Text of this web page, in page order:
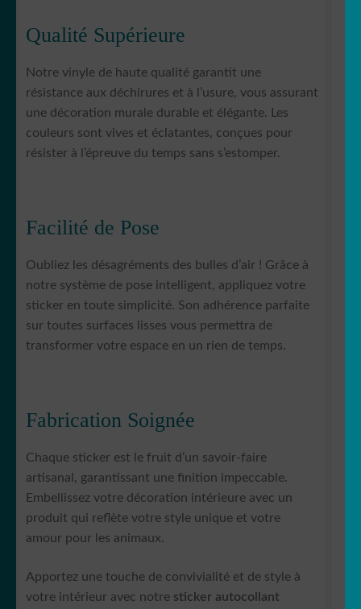
Qualité Supérieure
Notre vinyle de haute qualité garantit une
résistance aux déchirures et à l’usure, vous assurant
une décoration murale durable et élégante. Les
couleurs sont vives et éclatantes, conçues pour
résister à l’épreuve du temps sans s’estomper.
Facilité de Pose
Oubliez les désagréments des bulles d’air ! Grâce à
notre système de pose intelligent, appliquez votre
sticker en toute simplicité. Son adhérence parfaite
sur toutes surfaces lisses vous permettra de
transformer votre espace en un rien de temps.
Fabrication Soignée
Chaque sticker est le fruit d’un savoir-faire
artisanal, garantissant une finition impeccable.
Embellissez votre décoration intérieure avec un
produit qui reflète votre style unique et votre
amour pour les animaux.
Apportez une touche de convivialité et de style à
votre intérieur avec notre sticker autocollant